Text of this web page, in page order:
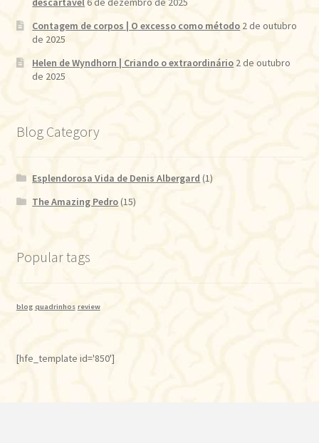
Contagem de corpos | O excesso como método 2 de outubro
de 2025
Helen de Wyndhorn | Criando o extraordinário 2 de outubro
de 2025
Blog Category
Esplendorosa Vida de Denis Albergard (1)
The Amazing Pedro (15)
Popular tags
blog quadrinhos review
[hfe_template id='850']